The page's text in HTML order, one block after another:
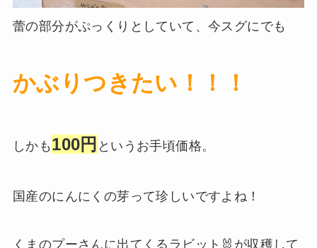
蕾の部分がぷっくりとしていて、今スグにでも
かぶりつきたい！！！
しかも 100円 というお手頃価格。
国産のにんにくの芽って珍しいですよね！
くまのプーさんに出てくるラビット🐰が収穫して